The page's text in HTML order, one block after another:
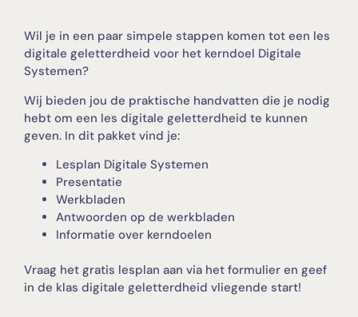
Wil je in een paar simpele stappen komen tot een les
digitale geletterdheid voor het kerndoel Digitale
Systemen?
Wij bieden jou de praktische handvatten die je nodig
hebt om een les digitale geletterdheid te kunnen
geven. In dit pakket vind je:
Lesplan Digitale Systemen
Presentatie
Werkbladen
Antwoorden op de werkbladen
Informatie over kerndoelen
Vraag het gratis lesplan aan via het formulier en geef
in de klas digitale geletterdheid vliegende start!